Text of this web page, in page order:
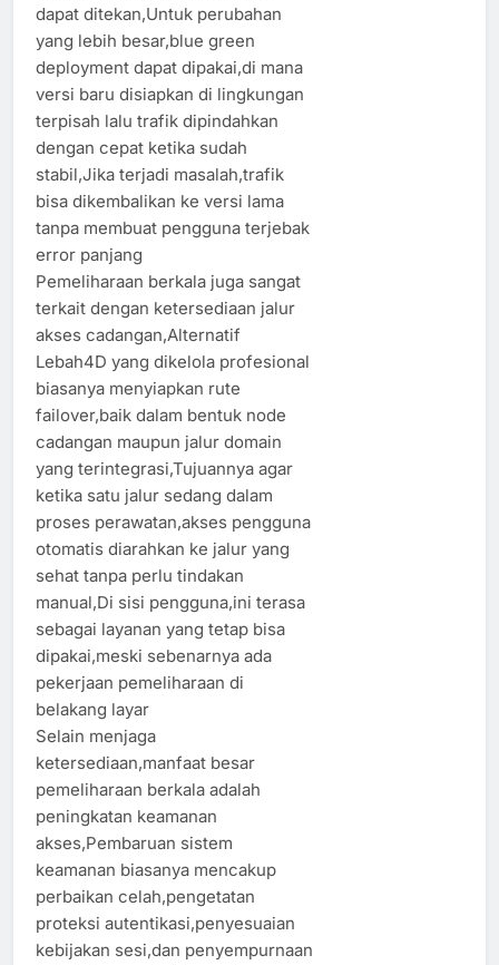
dapat ditekan,Untuk perubahan
yang lebih besar,blue green
deployment dapat dipakai,di mana
versi baru disiapkan di lingkungan
terpisah lalu trafik dipindahkan
dengan cepat ketika sudah
stabil,Jika terjadi masalah,trafik
bisa dikembalikan ke versi lama
tanpa membuat pengguna terjebak
error panjang
Pemeliharaan berkala juga sangat
terkait dengan ketersediaan jalur
akses cadangan,Alternatif
Lebah4D yang dikelola profesional
biasanya menyiapkan rute
failover,baik dalam bentuk node
cadangan maupun jalur domain
yang terintegrasi,Tujuannya agar
ketika satu jalur sedang dalam
proses perawatan,akses pengguna
otomatis diarahkan ke jalur yang
sehat tanpa perlu tindakan
manual,Di sisi pengguna,ini terasa
sebagai layanan yang tetap bisa
dipakai,meski sebenarnya ada
pekerjaan pemeliharaan di
belakang layar
Selain menjaga
ketersediaan,manfaat besar
pemeliharaan berkala adalah
peningkatan keamanan
akses,Pembaruan sistem
keamanan biasanya mencakup
perbaikan celah,pengetatan
proteksi autentikasi,penyesuaian
kebijakan sesi,dan penyempurnaan